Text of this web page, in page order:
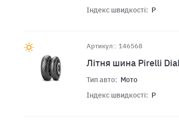
Індекс швидкості: P
Артикул:: 146568
Літня шина Pirelli
Тип авто: Мото
Індекс швидкості: P